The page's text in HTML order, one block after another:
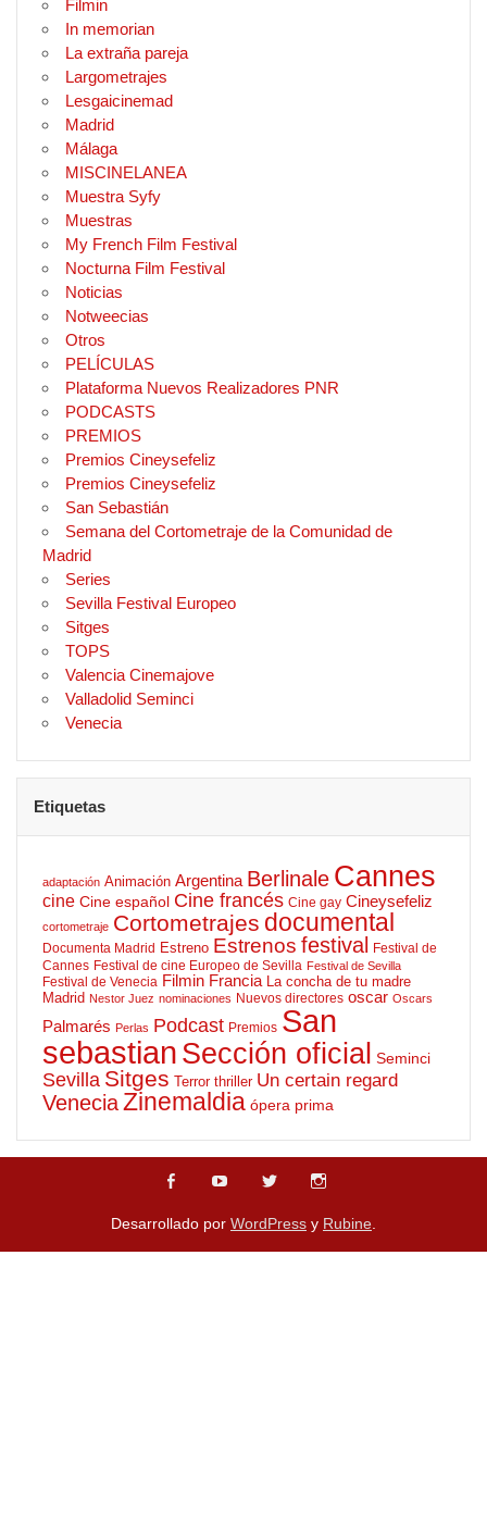
Filmin
In memorian
La extraña pareja
Largometrajes
Lesgaicinemad
Madrid
Málaga
MISCINELANEA
Muestra Syfy
Muestras
My French Film Festival
Nocturna Film Festival
Noticias
Notweecias
Otros
PELÍCULAS
Plataforma Nuevos Realizadores PNR
PODCASTS
PREMIOS
Premios Cineysefeliz
Premios Cineysefeliz
San Sebastián
Semana del Cortometraje de la Comunidad de
Madrid
Series
Sevilla Festival Europeo
Sitges
TOPS
Valencia Cinemajove
Valladolid Seminci
Venecia
Etiquetas
adaptación Animación Argentina Berlinale Cannes
cine Cine español Cine francés Cine gay Cineysefeliz
cortometraje Cortometrajes documental
Documenta Madrid Estreno Estrenos festival
Festival de
Cannes Festival de cine Europeo de Sevilla Festival de Sevilla
Festival de Venecia Filmin Francia La concha de tu madre
Madrid Nestor Juez nominaciones Nuevos directores oscar Oscars
Palmarés Perlas Podcast Premios San
sebastianSección oficial Seminci
Sevilla Sitges Terror thriller Un certain regard
VeneciaZinemaldia ópera prima
Desarrollado por WordPress y Rubine.